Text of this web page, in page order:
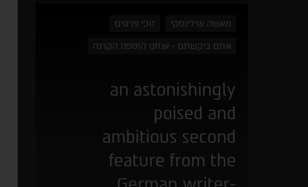
מאשה שילינסקי זוכי פרסים
אתם ביקשתם - אנחנו הוספנו הקרנה
an astonishingly
poised and
ambitious second
feature from the